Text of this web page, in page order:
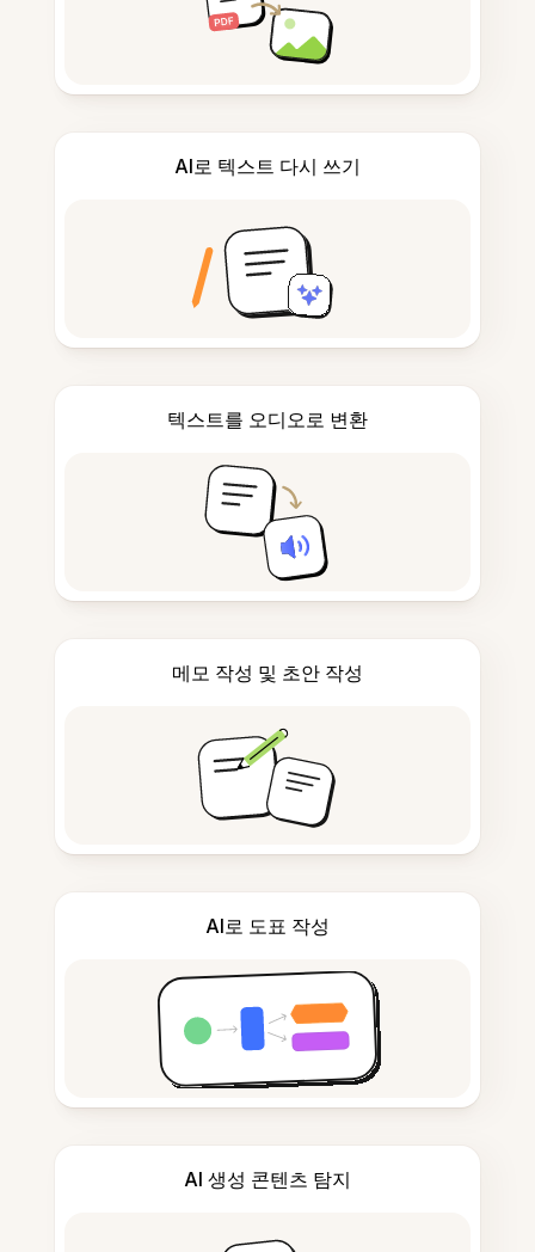
AI로 텍스트 다시 쓰기
텍스트를 오디오로 변환
메모 작성 및 초안 작성
AI로 도표 작성
AI 생성 콘텐츠 탐지